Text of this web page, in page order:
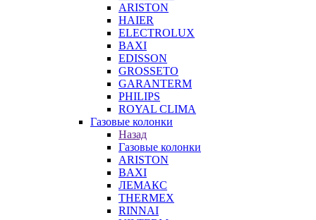
ARISTON
HAIER
ELECTROLUX
BAXI
EDISSON
GROSSETO
GARANTERM
PHILIPS
ROYAL CLIMA
Газовые колонки
Назад
Газовые колонки
ARISTON
BAXI
ЛЕМАКС
THERMEX
RINNAI